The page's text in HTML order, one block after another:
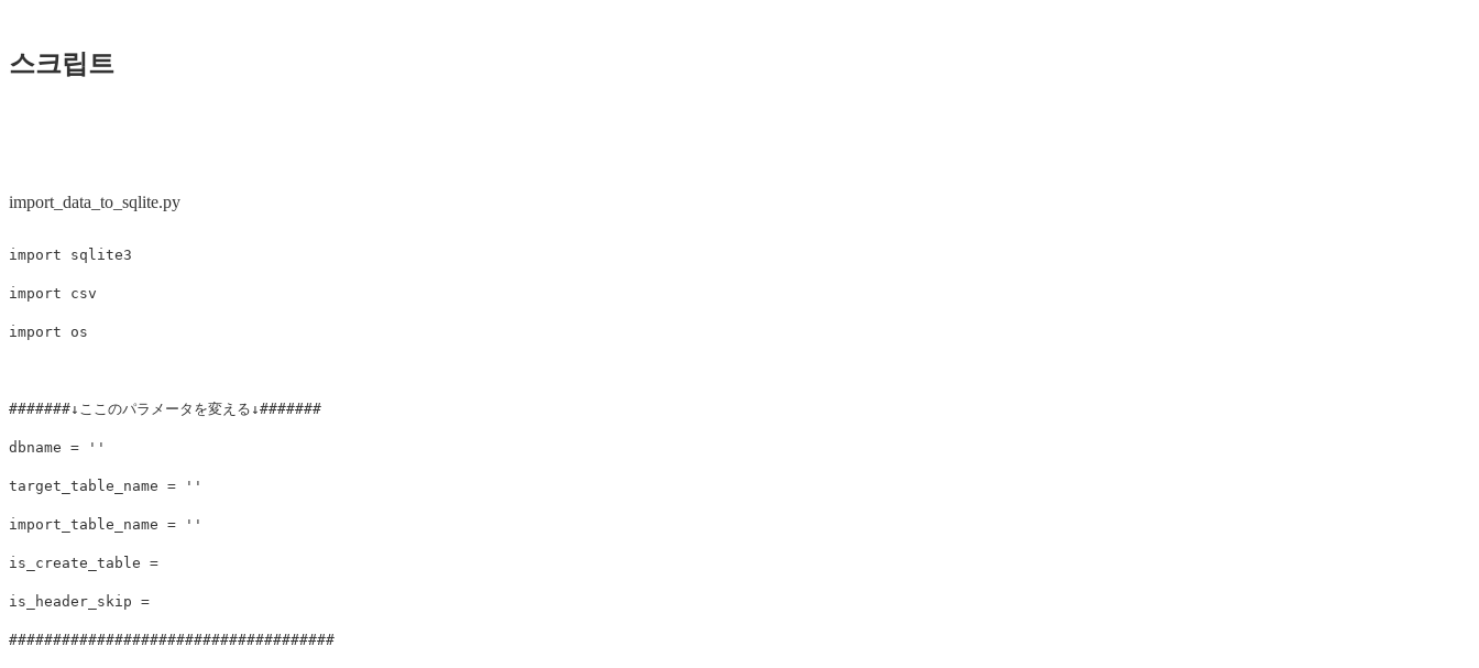
스크립트
import_data_to_sqlite.py
import sqlite3
import csv
import os
dbname = ''
target_table_name = ''
import_table_name = ''
is_create_table =
is_header_skip =